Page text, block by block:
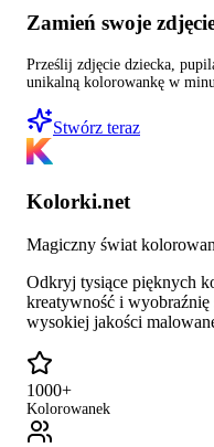
Zamień swoje
Prześlij zdjęcie dziecka,
unikalną kolorowankę w
Stwórz teraz
Kolorki.net
Magiczny świat
Odkryj tysiące pięknych
kreatywność i wyobraźnię
wysokiej jakości
1000+
Kolorowanek